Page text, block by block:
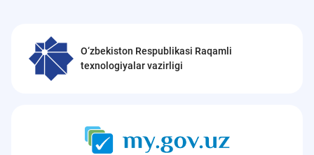
O‘zbekiston Respublikasi Raqamli
texnologiyalar vazirligi